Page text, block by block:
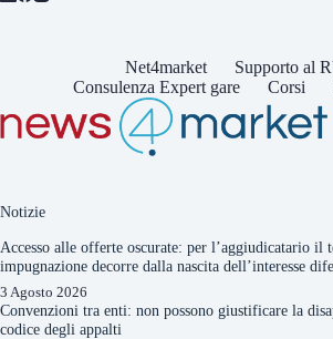
Net4market
Supporto al
Consulenza Expert gare
Corsi
Notizie
Accesso alle offerte oscurate: per l’aggiudicatario il
impugnazione decorre dalla nascita dell’interesse
3 Agosto 2026
Convenzioni tra enti: non possono giustificare la
codice degli appalti